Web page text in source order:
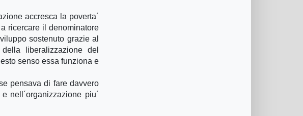
accresca la poverta´
ricercare il denominatore
sostenuto grazie al
liberalizzazione del
senso essa funziona e
pensava di fare davvero
nell´organizzazione piu´